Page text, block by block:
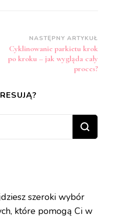
NASTĘPNY ARTYKUŁ
Cyklinowanie parkietu krok
po kroku – jak wygląda cały
proces?
szeroki wybór
które pomogą Ci w